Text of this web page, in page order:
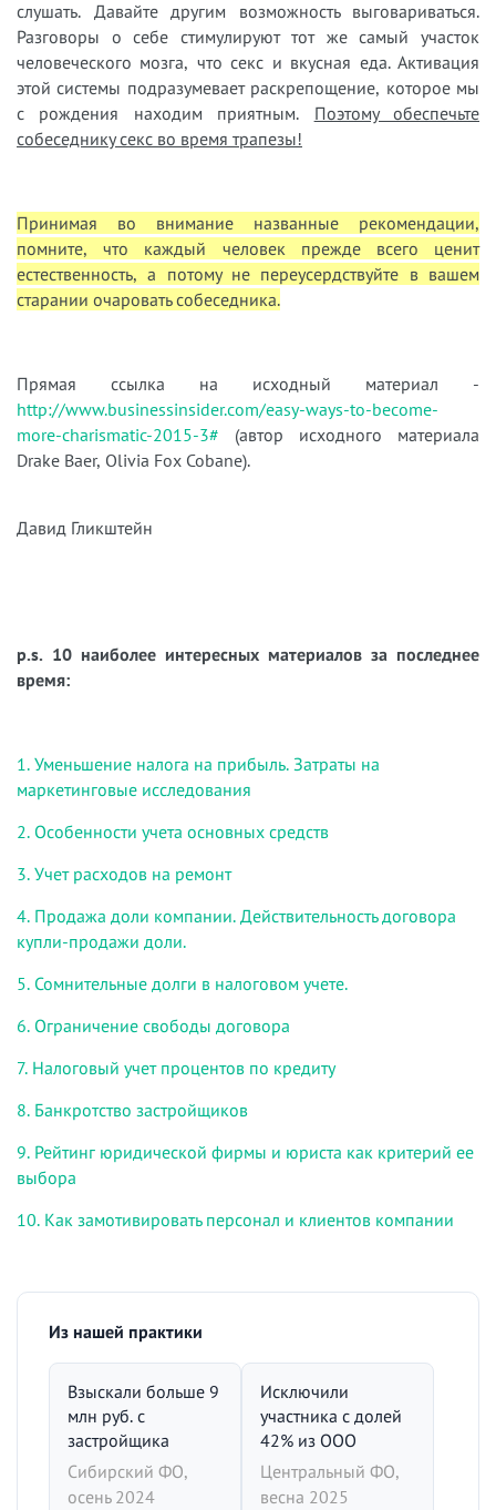
слушать. Давайте другим возможность выговариваться.
Разговоры о себе стимулируют тот же самый участок
человеческого мозга, что секс и вкусная еда. Активация
этой системы подразумевает раскрепощение, которое мы
с рождения находим приятным. Поэтому обеспечьте
собеседнику секс во время трапезы!
Принимая во внимание названные рекомендации,
помните, что каждый человек прежде всего ценит
естественность, а потому не переусердствуйте в вашем
старании очаровать собеседника.
Прямая ссылка на исходный материал -
http://www.businessinsider.com/easy-ways-to-become-
more-charismatic-2015-3# (автор исходного материала
Drake Baer, Olivia Fox Cobane).
Давид Гликштейн
p.s. 10 наиболее интересных материалов за последнее
время:
1. Уменьшение налога на прибыль. Затраты на
маркетинговые исследования
2. Особенности учета основных средств
3. Учет расходов на ремонт
4. Продажа доли компании. Действительность договора
купли-продажи доли.
5. Сомнительные долги в налоговом учете.
6. Ограничение свободы договора
7. Налоговый учет процентов по кредиту
8. Банкротство застройщиков
9. Рейтинг юридической фирмы и юриста как критерий ее
выбора
10. Как замотивировать персонал и клиентов компании
Из нашей практики
Взыскали больше 9
млн руб. с
застройщика
Сибирский ФО,
осень 2024
Исключили
участника с долей
42% из ООО
Центральный ФО,
весна 2025